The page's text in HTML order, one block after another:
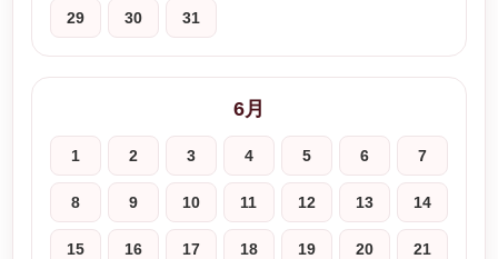
29 30 31
6月
1 2 3 4 5 6 7
8 9 10 11 12 13 14
15 16 17 18 19 20 21